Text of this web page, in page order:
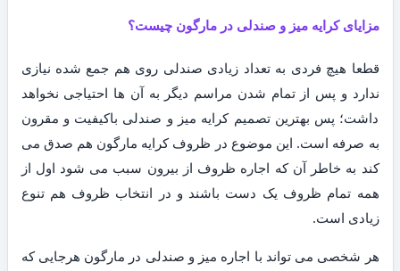
مزایای کرایه میز و صندلی در مارگون چیست؟
قطعا هیچ فردی به تعداد زیادی صندلی روی هم جمع شده نیازی
ندارد و پس از تمام شدن مراسم دیگر به آن ها احتیاجی نخواهد
داشت؛ پس بهترین تصمیم کرایه میز و صندلی باکیفیت و مقرون
به صرفه است. این موضوع در ظروف کرایه مارگون هم صدق می
کند به خاطر آن که اجاره ظروف از بیرون سبب می شود اول از
همه تمام ظروف یک دست باشند و در انتخاب ظروف هم تنوع
زیادی است.
هر شخصی می تواند با اجاره میز و صندلی در مارگون هرجایی که